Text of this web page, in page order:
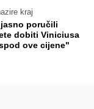
kraj
jasno poručili
dobiti Viniciusa
ove cijene"